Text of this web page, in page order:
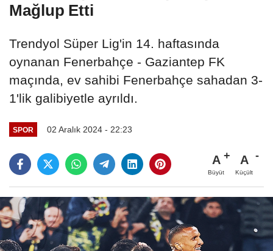
Mağlup Etti
Trendyol Süper Lig'in 14. haftasında
oynanan Fenerbahçe - Gaziantep FK
maçında, ev sahibi Fenerbahçe sahadan 3-
1'lik galibiyetle ayrıldı.
SPOR 02 Aralık 2024 - 22:23
A
Büyüt
A
Küçült